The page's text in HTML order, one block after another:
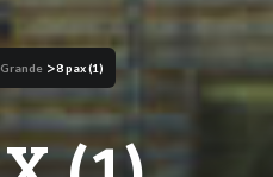
>8 pax (1)